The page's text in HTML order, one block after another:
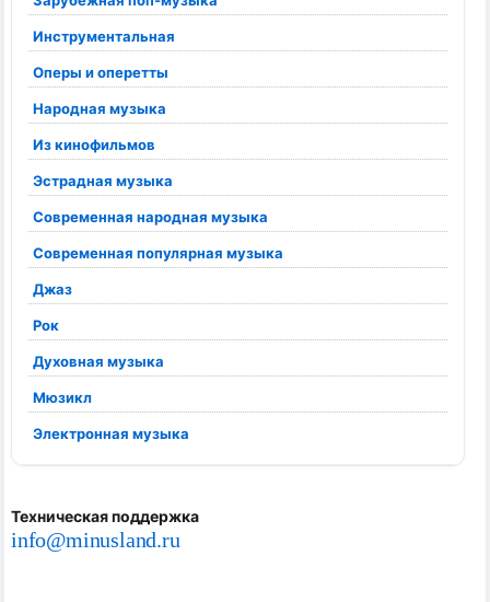
Инструментальная
Оперы и оперетты
Народная музыка
Из кинофильмов
Эстрадная музыка
Современная народная музыка
Современная популярная музыка
Джаз
Рок
Духовная музыка
Мюзикл
Электронная музыка
Техническая поддержка
info@minusland.ru